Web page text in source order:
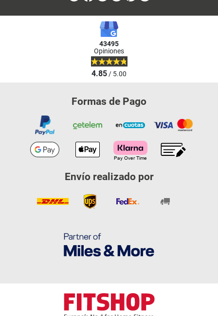
43495
Opiniones
4.85/ 5.00
Formas de Pago
Envío realizado por